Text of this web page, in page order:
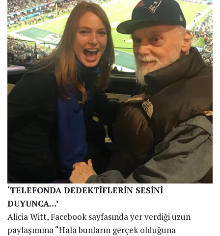
‘TELEFONDA DEDEKTİFLERİN SESİNİ
DUYUNCA…’
Alicia Witt, Facebook sayfasında yer verdiği uzun
paylaşımına “Hala bunların gerçek olduğuna